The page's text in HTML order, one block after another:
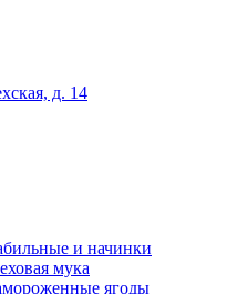
д. 14
и начинки
мука
ягоды